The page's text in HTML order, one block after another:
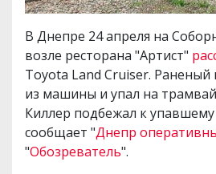
В Днепре 24 апреля на
возле ресторана "Артист"
Toyota Land Cruiser.
из машины и упал на
Киллер подбежал к упавшему
сообщает "Днепр
"Обозреватель".